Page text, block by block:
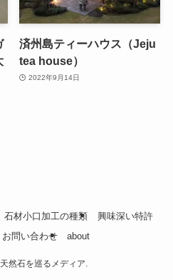
済州島ティーハウス（Jeju
tea house）
2022年9月14日
石材小口加工の種類
興味深い特許
お問い合わせ about
然石を巡るメディア.